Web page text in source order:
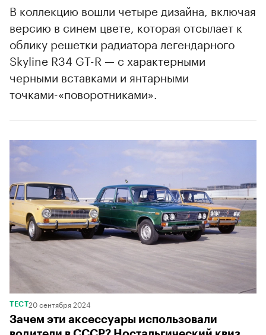
В коллекцию вошли четыре дизайна, включая
версию в синем цвете, которая отсылает к
облику решетки радиатора легендарного
Skyline R34 GT-R — с характерными
черными вставками и янтарными
точками-«поворотниками».
ТЕСТ 20 сентября 2024
Зачем эти аксессуары использовали